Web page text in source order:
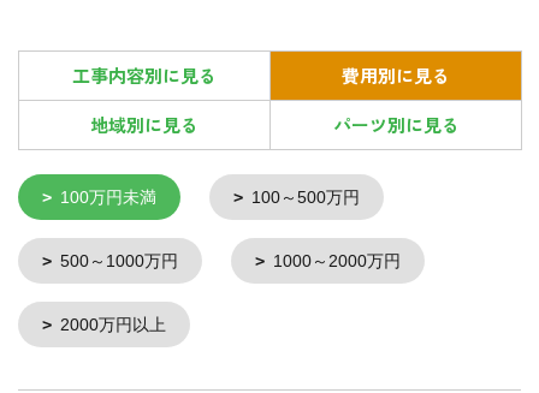
工事内容別に見る
費用別に見る
地域別に見る
パーツ別に見る
100万円未満 100～500万円
500～1000万円 1000～2000万円
2000万円以上